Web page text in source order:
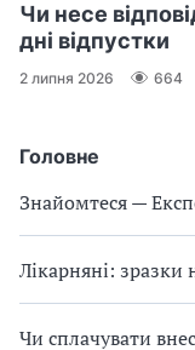
Головне
Знайомтеся —
Лікарняні: зразки
Чи сплачувати
Чи несе
дні відпустки
2 липня 2026 664